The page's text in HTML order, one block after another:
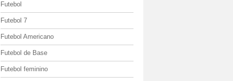
Futebol
Futebol 7
Futebol Americano
Futebol de Base
Futebol feminino